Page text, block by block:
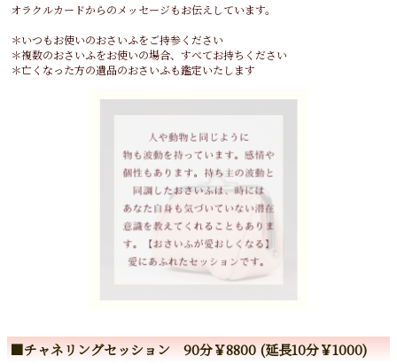
オラクルカードからのメッセージもお伝えしています。
＊いつもお使いのおさいふをご持参ください
＊複数のおさいふをお使いの場合、すべてお持ちください
＊亡くなった方の遺品のおさいふも鑑定いたします
■チャネリングセッション 90分￥8800 (延長10分￥1000)